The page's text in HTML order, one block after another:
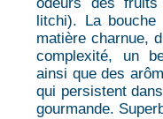
odeurs des fruits
litchi). La
matière charnue,
complexité, un
ainsi que des
qui persistent
gourmande.